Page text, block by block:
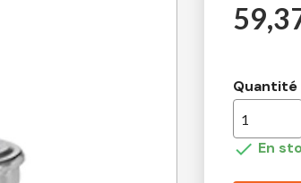
Quantité
 En